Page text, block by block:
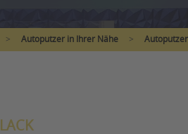
> Autoputzer in Ihrer Nähe >